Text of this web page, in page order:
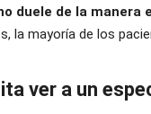
duele de la manera
la mayoría de los
ver a un